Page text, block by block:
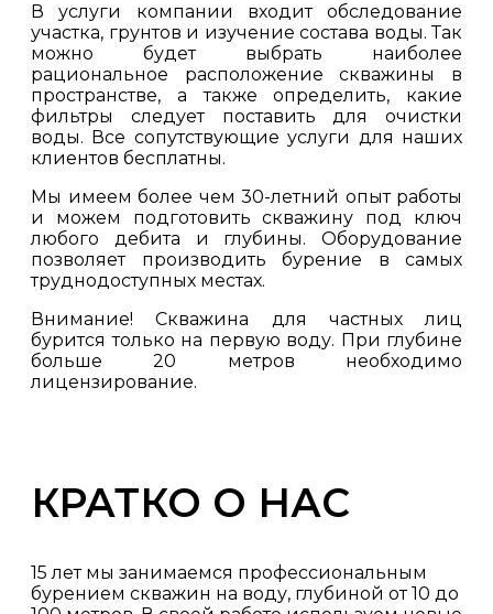
В услуги компании входит обследование
участка, грунтов и изучение состава воды. Так
можно будет выбрать наиболее
рациональное расположение скважины в
пространстве, а также определить, какие
фильтры следует поставить для очистки
воды. Все сопутствующие услуги для наших
клиентов бесплатны.
Мы имеем более чем 30-летний опыт работы
и можем подготовить скважину под ключ
любого дебита и глубины. Оборудование
позволяет производить бурение в самых
труднодоступных местах.
Внимание! Скважина для частных лиц
бурится только на первую воду. При глубине
больше 20 метров необходимо
лицензирование.
КРАТКО О НАС
15 лет мы занимаемся профессиональным
бурением скважин на воду, глубиной от 10 до